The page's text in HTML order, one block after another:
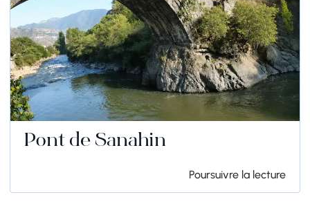
Pont de Sanahin
Poursuivre la lecture